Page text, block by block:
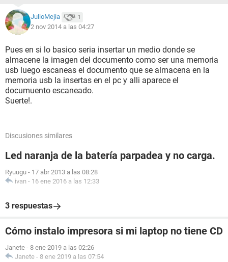
JulioMejia 1
2 nov 2014 a las 04:27
Pues en si lo basico seria insertar un medio donde se
almacene la imagen del documento como ser una memoria
usb luego escaneas el documento que se almacena en la
memoria usb la insertas en el pc y alli aparece el
documuento escaneado.
Suerte!.
Discusiones similares
Led naranja de la batería parpadea y no carga.
Ryuugu - 17 abr 2013 a las 08:28
ivan - 16 ene 2016 a las 12:33
3 respuestas
Cómo instalo impresora si mi laptop no tiene CD
Janete - 8 ene 2019 a las 02:26
Janete - 8 ene 2019 a las 07:54